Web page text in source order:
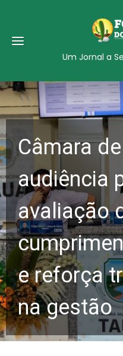
Um Jornal a
Câmara
audiência
avaliação
e reforça
na gestão